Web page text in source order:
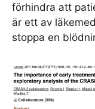
förhindra att
är ett av
stoppa en